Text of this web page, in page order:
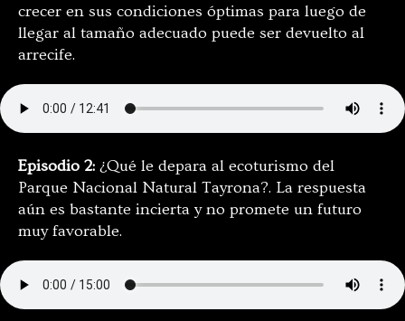
crecer en sus condiciones óptimas para luego de
llegar al tamaño adecuado puede ser devuelto al
arrecife.
Episodio 2: ¿Qué le depara al ecoturismo del
Parque Nacional Natural Tayrona?. La respuesta
aún es bastante incierta y no promete un futuro
muy favorable.